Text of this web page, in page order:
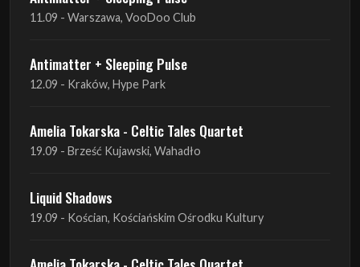
12.09 - Kraków, Hype Park
Amelia Tokarska - Celtic Tales Quartet
19.09 - Brześć Kujawski, Wahadło
Liquid Shadows
19.09 - Kościan, Kościańskim Ośrodku Kultury
Amelia Tokarska - Celtic Tales Quartet
20.09 - Brześć Kujawski, Wahadło
Red Sand